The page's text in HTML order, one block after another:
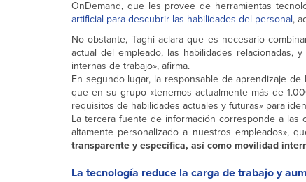
OnDemand, que les provee de herramientas
artificial para descubrir las habilidades del personal,
No obstante, Taghi aclara que es necesario
actual del empleado, las habilidades
internas de trabajo», afirma.
En segundo lugar, la responsable de aprendizaje
que en su grupo «tenemos actualmente más de
requisitos de habilidades actuales y futuras» para
La tercera fuente de información corresponde a
altamente personalizado a nuestros empleados»,
transparente y específica, así como movilidad
La tecnología reduce la carga de trabajo y